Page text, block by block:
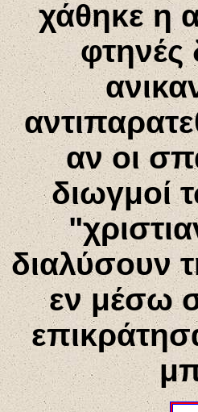
χάθηκε η
φτηνές
αν οι
διωγμοί
διαλύσουν
εν μέσω